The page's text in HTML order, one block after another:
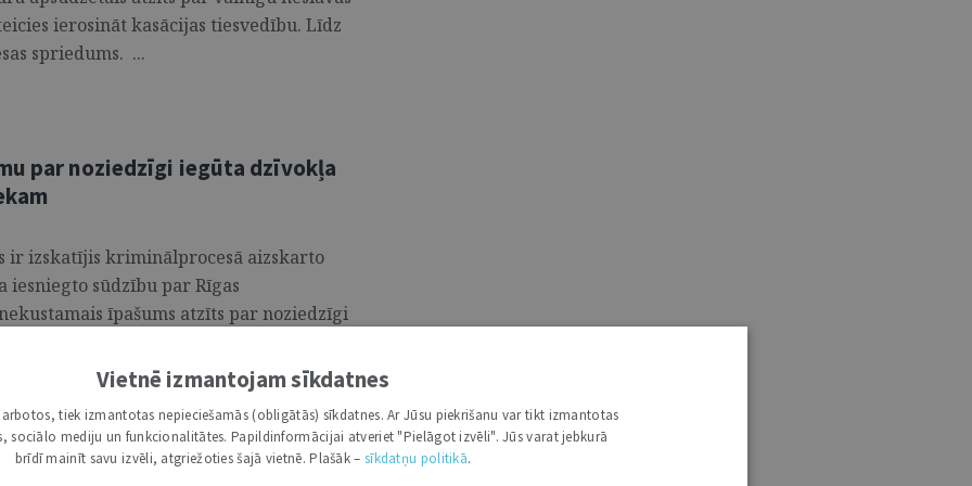
ierosināt kasācijas tiesvedību. Līdz
spriedums. ...
par noziedzīgi iegūta dzīvokļa
ir izskatījis kriminālprocesā aizskarto
sūdzību par Rīgas
īpašums atzīts par noziedzīgi
...
aizsardzību pret pārmērīgu
Vietnē izmantojam sīkdatnes
tiek izmantotas nepieciešamās (obligātās) sīkdatnes. Ar Jūsu piekrišanu var tikt izmantotas
sociālo mediju un funkcionalitātes. Papildinformācijai atveriet "Pielāgot izvēli". Jūs varat jebkurā
brīdī mainīt savu izvēli, atgriežoties šajā vietnē. Plašāk – sīkdatņu politikā.